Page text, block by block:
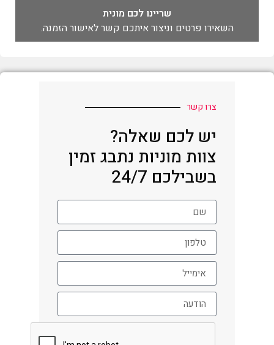
שריינו לכם מונית
השאירו פרטים וניצור איתכם קשר לאישור הזמנה.
צרו קשר
יש לכם שאלה?
צוות מוניות נתבג זמין
בשבילכם 24/7